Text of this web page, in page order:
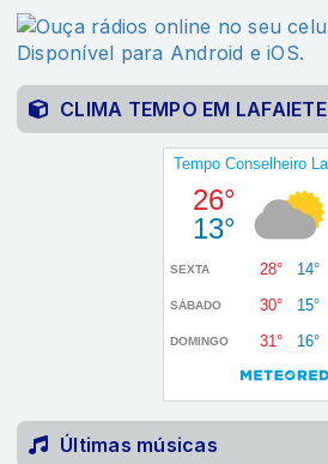
CLIMA TEMPO EM LAFAIETE
Últimas músicas